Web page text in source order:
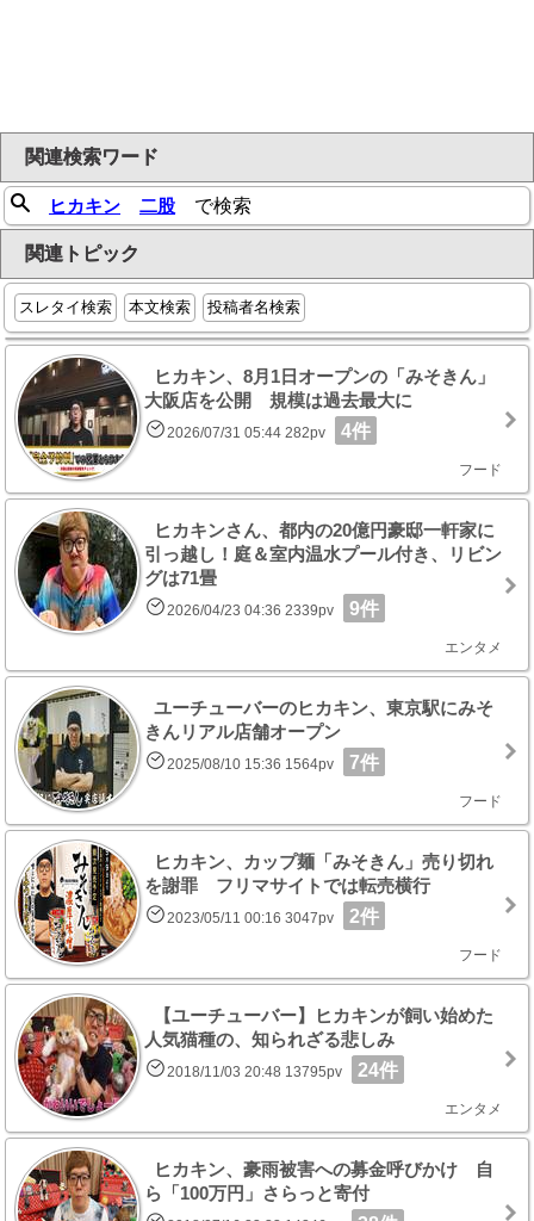
関連検索ワード
ヒカキン 二股 で検索
関連トピック
スレタイ検索 本文検索 投稿者名検索
ヒカキン、8月1日オープンの「みそきん」
大阪店を公開 規模は過去最大に
2026/07/31 05:44 282pv 4件
フード
ヒカキンさん、都内の20億円豪邸一軒家に
引っ越し！庭＆室内温水プール付き、リビン
グは71畳
2026/04/23 04:36 2339pv 9件
エンタメ
ユーチューバーのヒカキン、東京駅にみそ
きんリアル店舗オープン
2025/08/10 15:36 1564pv 7件
フード
ヒカキン、カップ麺「みそきん」売り切れ
を謝罪 フリマサイトでは転売横行
2023/05/11 00:16 3047pv 2件
フード
【ユーチューバー】ヒカキンが飼い始めた
人気猫種の、知られざる悲しみ
2018/11/03 20:48 13795pv 24件
エンタメ
ヒカキン、豪雨被害への募金呼びかけ 自
ら「100万円」さらっと寄付